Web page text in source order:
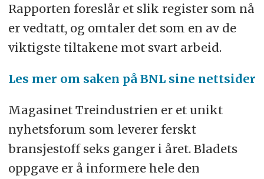
Rapporten foreslår et slik register som nå
er vedtatt, og omtaler det som en av de
viktigste tiltakene mot svart arbeid.
Les mer om saken på BNL sine nettsider
Magasinet Treindustrien er et unikt
nyhetsforum som leverer ferskt
bransjestoff seks ganger i året. Bladets
oppgave er å informere hele den